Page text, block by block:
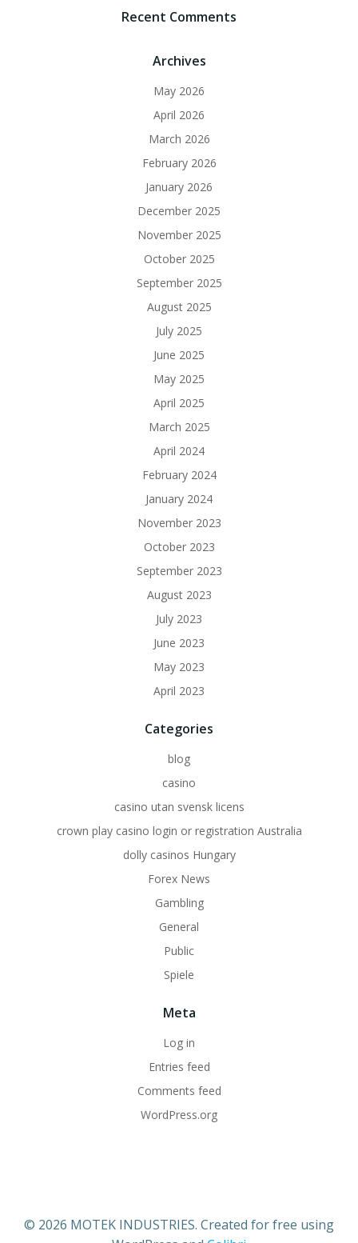
Recent Comments
Archives
May 2026
April 2026
March 2026
February 2026
January 2026
December 2025
November 2025
October 2025
September 2025
August 2025
July 2025
June 2025
May 2025
April 2025
March 2025
April 2024
February 2024
January 2024
November 2023
October 2023
September 2023
August 2023
July 2023
June 2023
May 2023
April 2023
Categories
blog
casino
casino utan svensk licens
crown play casino login or registration Australia
dolly casinos Hungary
Forex News
Gambling
General
Public
Spiele
Meta
Log in
Entries feed
Comments feed
WordPress.org
© 2026 MOTEK INDUSTRIES. Created for free using